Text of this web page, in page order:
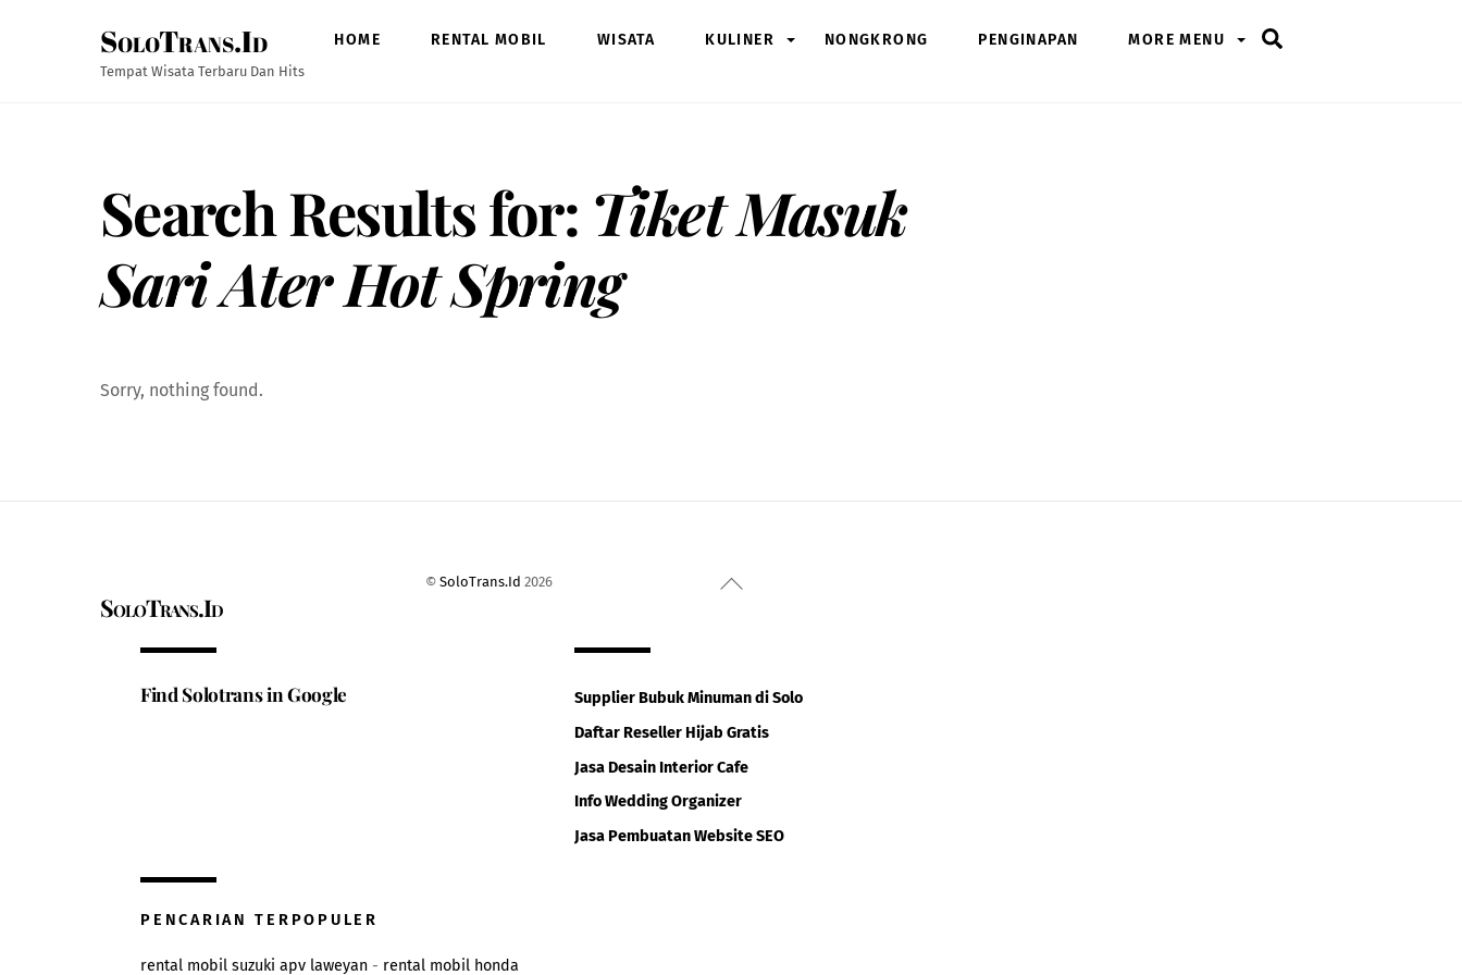
SoloTrans.Id
Tempat Wisata Terbaru Dan Hits
HOME RENTAL MOBIL WISATA KULINER NONGKRONG PENGINAPAN MORE MENU
Search Results for: Tiket Masuk
Sari Ater Hot Spring
Sorry, nothing found.
Back
SoloTrans.Id
©SoloTrans.Id 2026
Find Solotrans in Google
Supplier Bubuk Minuman di Solo
Daftar Reseller Hijab Gratis
Jasa Desain Interior Cafe
Info Wedding Organizer
Jasa Pembuatan Website SEO
PENCARIAN TERPOPULER
rental mobil suzuki apv laweyan - rental mobil honda